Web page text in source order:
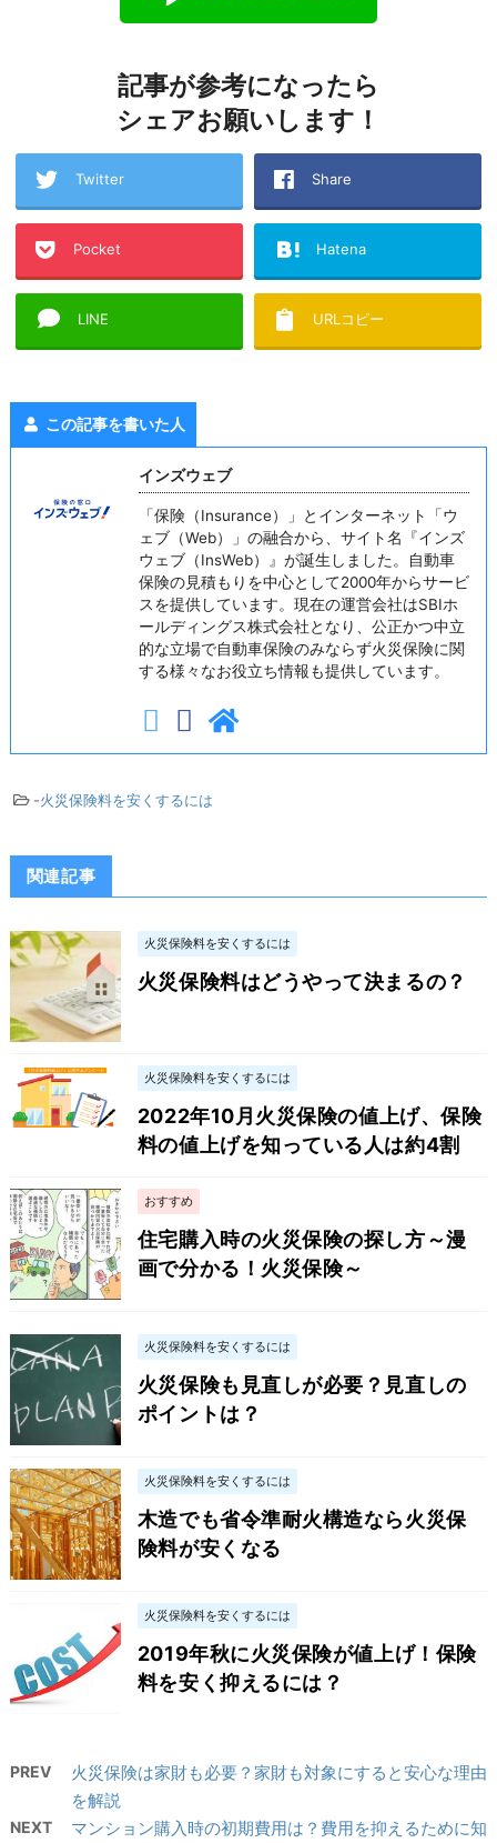
記事が参考になったら
シェアお願いします！
Twitter Share
Pocket Hatena
LINE URLコピー
この記事を書いた人
インズウェブ
「保険（Insurance）」とインターネット「ウ
ェブ（Web）」の融合から、サイト名『インズ
ウェブ（InsWeb）』が誕生しました。自動車
保険の見積もりを中心として2000年からサービ
スを提供しています。現在の運営会社はSBIホ
ールディングス株式会社となり、公正かつ中立
的な立場で自動車保険のみならず火災保険に関
する様々なお役立ち情報も提供しています。
-火災保険料を安くするには
関連記事
火災保険料を安くするには
火災保険料はどうやって決まるの？
火災保険料を安くするには
2022年10月火災保険の値上げ、保険
料の値上げを知っている人は約4割
おすすめ
住宅購入時の火災保険の探し方～漫
画で分かる！火災保険～
火災保険料を安くするには
火災保険も見直しが必要？見直しの
ポイントは？
火災保険料を安くするには
木造でも省令準耐火構造なら火災保
険料が安くなる
火災保険料を安くするには
2019年秋に火災保険が値上げ！保険
料を安く抑えるには？
PREV
火災保険は家財も必要？家財も対象にすると安心な理由
を解説
NEXT
マンション購入時の初期費用は？費用を抑えるために知